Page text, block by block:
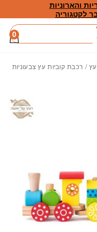
והארוניות
לקטגוריה
0
/ רכבת קוביות עץ צבעוניות